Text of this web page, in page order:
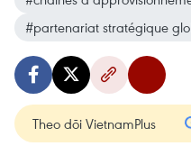
#partenariat stratégique
Theo dõi VietnamPlus